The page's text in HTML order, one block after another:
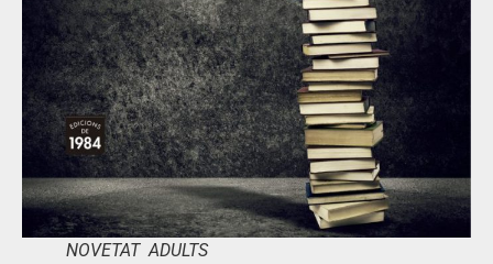
NOVETAT ADULTS